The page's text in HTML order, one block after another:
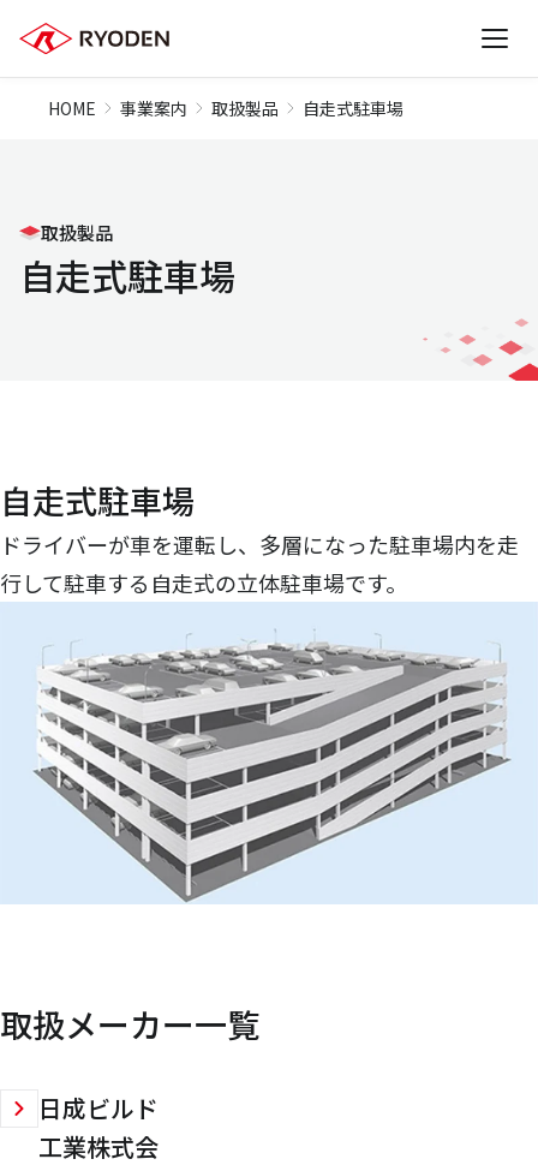
HOME 事業案内 取扱製品 自走式駐車場
取扱製品
自走式駐車場
自走式駐車場
ドライバーが車を運転し、多層になった駐車場内を走
行して駐車する自走式の立体駐車場です。
取扱メーカー一覧
日成ビルド
工業株式会